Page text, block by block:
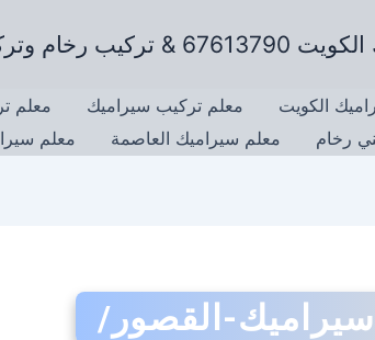
وتركيب جرانيت
الكويت معلم تركيب سيراميك معلم
رخام معلم سيراميك العاصمة معلم
القصور/